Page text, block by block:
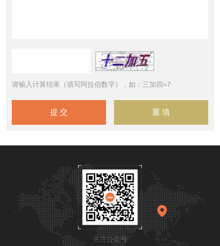
请输入计算结果（填写阿拉伯数字），如：三加四=7
关注公众号